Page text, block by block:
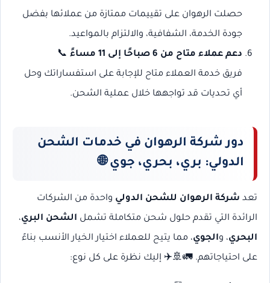
حصلت الرهوان على تقييمات ممتازة من عملائها بفضل
جودة الخدمة، الشفافية، والالتزام بالمواعيد.
دعم عملاء متاح من 6 صباحًا إلى 11 مساءً
📞
فريق خدمة العملاء متاح للإجابة على استفساراتك وحل
أي تحديات قد تواجهها خلال عملية الشحن.
دور شركة الرهوان في خدمات الشحن
الدولي: بري، بحري، جوي🌐
تعد شركة الرهوان للشحن الدولي واحدة من الشركات
الرائدة التي تقدم حلول شحن متكاملة تشمل الشحن البري،
البحري، والجوي، مما يتيح للعملاء اختيار الخيار الأنسب بناءً
على احتياجاتهم. 🚛🚢✈️ إليك نظرة على كل نوع: